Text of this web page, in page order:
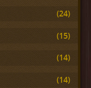
(24)
(15)
(14)
(14)